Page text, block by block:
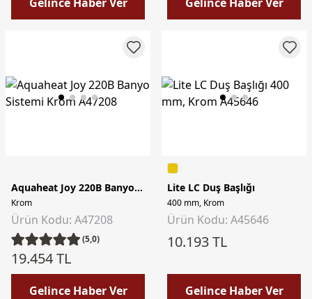
Aquaheat Joy 220B Banyo Sistemi
Krom
Ürün Kodu: A47208
(5,0)
19.454 TL
Gelince Haber Ver
Lite LC Duş Başlığı
400 mm, Krom
Ürün Kodu: A45646
10.193 TL
Gelince Haber Ver